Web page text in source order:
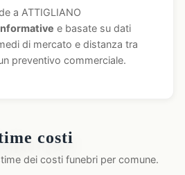
a ATTIGLIANO
e basate su dati
di mercato e distanza tra
preventivo commerciale.
costi
dei costi funebri per comune.